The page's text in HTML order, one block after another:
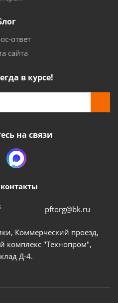
ответ
сайта
в курсе!
на связи
pftorg@bk.ru
Коммерческий проезд,
комплекс "Технопром",
Д-4.